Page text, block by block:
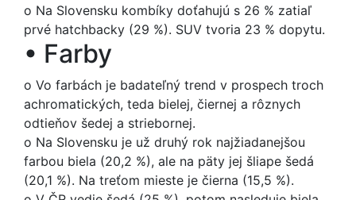
o Na Slovensku kombíky doťahujú s 26 % zatiaľ
prvé hatchbacky (29 %). SUV tvoria 23 % dopytu.
• Farby
o Vo farbách je badateľný trend v prospech troch
achromatických, teda bielej, čiernej a rôznych
odtieňov šedej a striebornej.
o Na Slovensku je už druhý rok najžiadanejšou
farbou biela (20,2 %), ale na päty jej šliape šedá
(20,1 %). Na treťom mieste je čierna (15,5 %).